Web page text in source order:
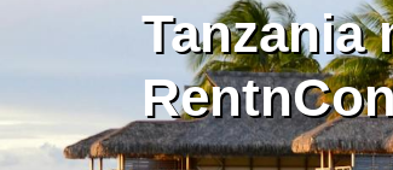
Tanzania